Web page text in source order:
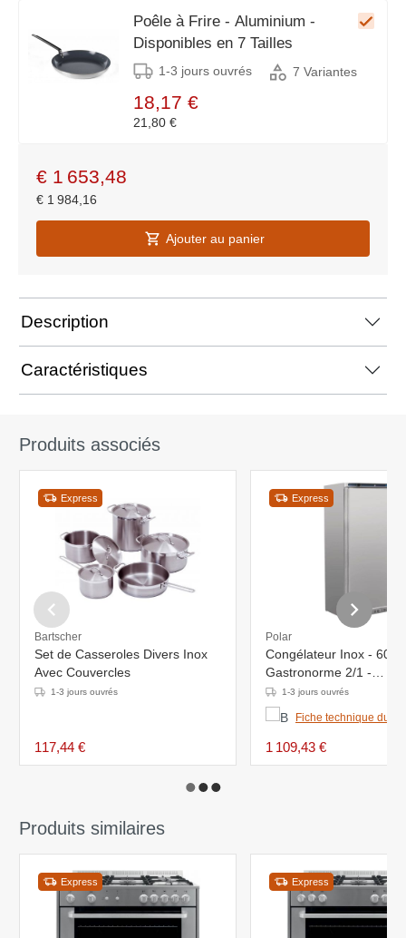
Poêle à Frire - Aluminium -
Disponibles en 7 Tailles
1-3 jours ouvrés 7 Variantes
18,17 €
21,80 €
€ 1 653,48
€ 1 984,16
Ajouter au panier
Description
Caractéristiques
Produits associés
Express
Bartscher
Set de Casseroles Divers Inox
Avec Couvercles
1-3 jours ouvrés
117,44 €
Express
Polar
Congélateur Inox - 600
Gastronorme 2/1 -
780x690x1890(h)mm
1-3 jours ouvrés
Fiche technique du
1 109,43 €
Produits similaires
Express Express